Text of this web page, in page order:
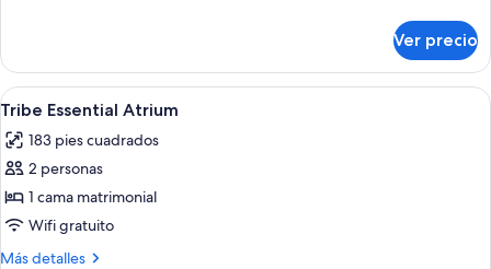
Essential
Accessible
Ver precio
Abrir
todas
las
fotos
de
Tribe
Essential
Una habitación de hotel moderna
14
Tribe Essential Atrium
183 pies cuadrados
2 personas
1 cama matrimonial
Wifi gratuito
Más detalles
Más